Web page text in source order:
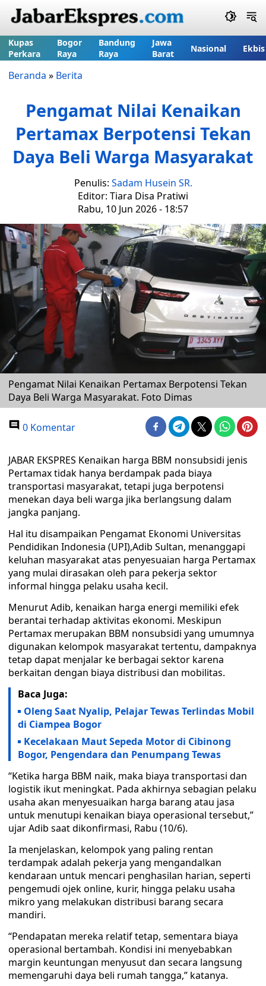
Kupas
Perkara
Bogor
Raya
Bandung
Raya
Jawa
Barat
Nasional Ekbis
Beranda » Berita
Pengamat Nilai Kenaikan
Pertamax Berpotensi Tekan
Daya Beli Warga Masyarakat
Penulis: Sadam Husein SR.
Editor: Tiara Disa Pratiwi
Rabu, 10 Jun 2026 - 18:57
Pengamat Nilai Kenaikan Pertamax Berpotensi Tekan
Daya Beli Warga Masyarakat. Foto Dimas
0 Komentar
JABAR EKSPRES Kenaikan harga BBM nonsubsidi jenis
Pertamax tidak hanya berdampak pada biaya
transportasi masyarakat, tetapi juga berpotensi
menekan daya beli warga jika berlangsung dalam
jangka panjang.
Hal itu disampaikan Pengamat Ekonomi Universitas
Pendidikan Indonesia (UPI),Adib Sultan, menanggapi
keluhan masyarakat atas penyesuaian harga Pertamax
yang mulai dirasakan oleh para pekerja sektor
informal hingga pelaku usaha kecil.
Menurut Adib, kenaikan harga energi memiliki efek
berantai terhadap aktivitas ekonomi. Meskipun
Pertamax merupakan BBM nonsubsidi yang umumnya
digunakan kelompok masyarakat tertentu, dampaknya
tetap dapat menjalar ke berbagai sektor karena
berkaitan dengan biaya distribusi dan mobilitas.
Baca Juga:
Oleng Saat Nyalip, Pelajar Tewas Terlindas Mobil
di Ciampea Bogor
Kecelakaan Maut Sepeda Motor di Cibinong
Bogor, Pengendara dan Penumpang Tewas
“Ketika harga BBM naik, maka biaya transportasi dan
logistik ikut meningkat. Pada akhirnya sebagian pelaku
usaha akan menyesuaikan harga barang atau jasa
untuk menutupi kenaikan biaya operasional tersebut,”
ujar Adib saat dikonfirmasi, Rabu (10/6).
Ia menjelaskan, kelompok yang paling rentan
terdampak adalah pekerja yang mengandalkan
kendaraan untuk mencari penghasilan harian, seperti
pengemudi ojek online, kurir, hingga pelaku usaha
mikro yang melakukan distribusi barang secara
mandiri.
“Pendapatan mereka relatif tetap, sementara biaya
operasional bertambah. Kondisi ini menyebabkan
margin keuntungan menyusut dan secara langsung
memengaruhi daya beli rumah tangga,” katanya.